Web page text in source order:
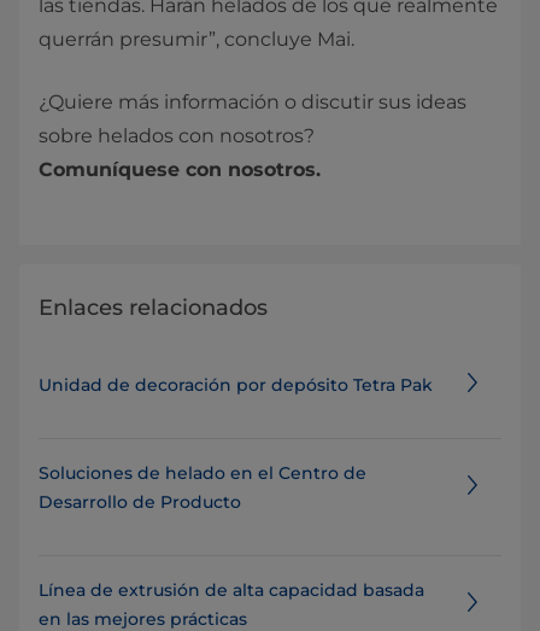
las tiendas. Harán helados de los que realmente
querrán presumir”, concluye Mai.
¿Quiere más información o discutir sus ideas
sobre helados con nosotros?
Comuníquese con nosotros.
Enlaces relacionados
Unidad de decoración por depósito Tetra Pak
Soluciones de helado en el Centro de
Desarrollo de Producto
Línea de extrusión de alta capacidad basada
en las mejores prácticas